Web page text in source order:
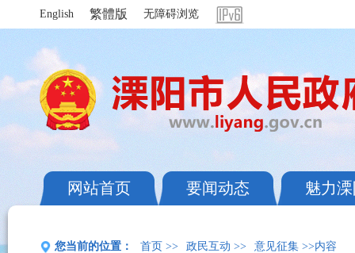
English 繁體版 无障碍浏览
网站首页 要闻动态 魅力
您当前的位置： 首页 >> 政民互动 >> 意见征集 >>内容